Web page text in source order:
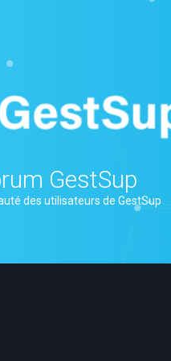
GestSup
des utilisateurs de GestSup